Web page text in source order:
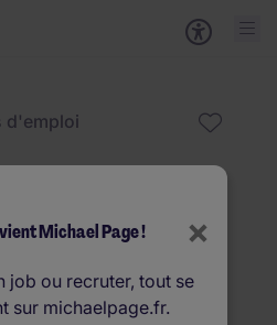
d'emploi
(H/F)
par
×
Michael Page !
job ou recruter, tout se
sur michaelpage.fr.